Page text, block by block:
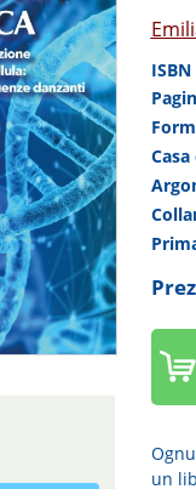
ISBN
un